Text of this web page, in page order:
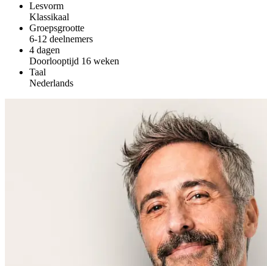
Lesvorm
Klassikaal
Groepsgrootte
6-12 deelnemers
4 dagen
Doorlooptijd 16 weken
Taal
Nederlands